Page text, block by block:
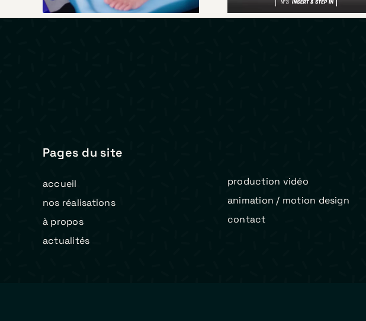
Pages du site
accueil
nos réalisations
à propos
actualités
production vidéo
animation / motion design
contact